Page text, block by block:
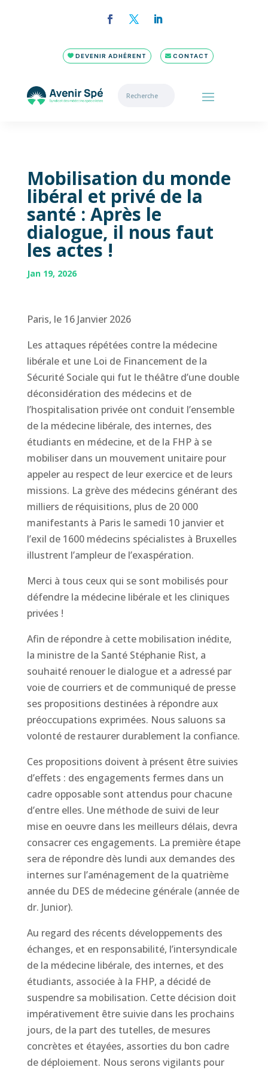
DEVENIR ADHÉRENT CONTACT
Mobilisation du monde
libéral et privé de la
santé : Après le
dialogue, il nous faut
les actes !
Jan 19, 2026
Paris, le 16 Janvier 2026
Les attaques répétées contre la médecine
libérale et une Loi de Financement de la
Sécurité Sociale qui fut le théâtre d’une double
déconsidération des médecins et de
l’hospitalisation privée ont conduit l’ensemble
de la médecine libérale, des internes, des
étudiants en médecine, et de la FHP à se
mobiliser dans un mouvement unitaire pour
appeler au respect de leur exercice et de leurs
missions. La grève des médecins générant des
milliers de réquisitions, plus de 20 000
manifestants à Paris le samedi 10 janvier et
l’exil de 1600 médecins spécialistes à Bruxelles
illustrent l’ampleur de l’exaspération.
Merci à tous ceux qui se sont mobilisés pour
défendre la médecine libérale et les cliniques
privées !
Afin de répondre à cette mobilisation inédite,
la ministre de la Santé Stéphanie Rist, a
souhaité renouer le dialogue et a adressé par
voie de courriers et de communiqué de presse
ses propositions destinées à répondre aux
préoccupations exprimées. Nous saluons sa
volonté de restaurer durablement la confiance.
Ces propositions doivent à présent être suivies
d’effets : des engagements fermes dans un
cadre opposable sont attendus pour chacune
d’entre elles. Une méthode de suivi de leur
mise en oeuvre dans les meilleurs délais, devra
consacrer ces engagements. La première étape
sera de répondre dès lundi aux demandes des
internes sur l’aménagement de la quatrième
année du DES de médecine générale (année de
dr. Junior).
Au regard des récents développements des
échanges, et en responsabilité, l’intersyndicale
de la médecine libérale, des internes, et des
étudiants, associée à la FHP, a décidé de
suspendre sa mobilisation. Cette décision doit
impérativement être suivie dans les prochains
jours, de la part des tutelles, de mesures
concrètes et étayées, assorties du bon cadre
de déploiement. Nous serons vigilants pour